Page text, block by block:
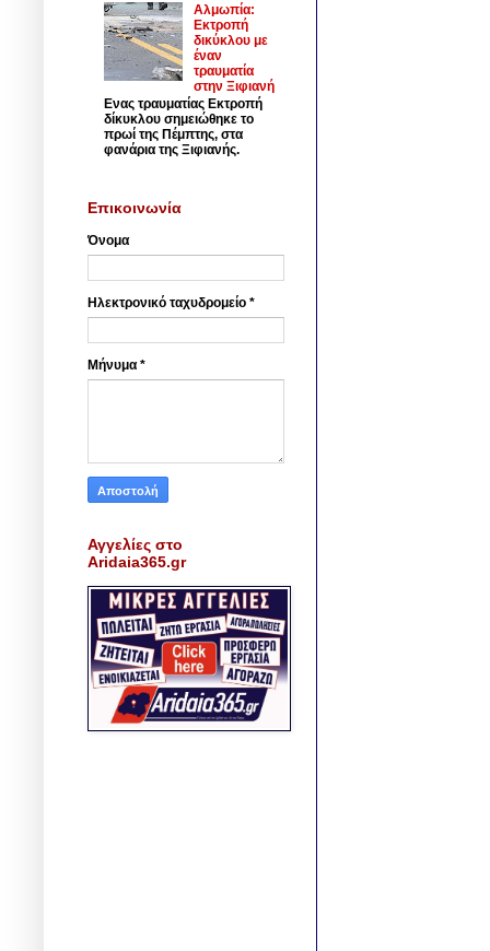
Αλμωπία:
Εκτροπή
δικύκλου με
έναν
τραυματία
στην Ξιφιανή
Ενας τραυματίας Εκτροπή
δίκυκλου σημειώθηκε το
πρωί της Πέμπτης, στα
φανάρια της Ξιφιανής.
Επικοινωνία
Όνομα
Ηλεκτρονικό ταχυδρομείο *
Μήνυμα *
Αγγελίες στο
Aridaia365.gr